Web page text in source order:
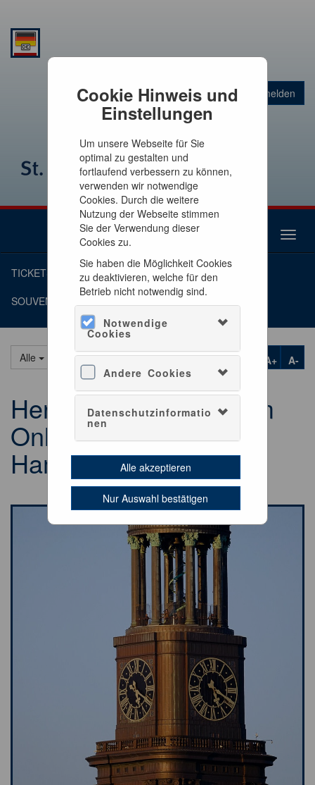
Cookie Hinweis und
Einstellungen
Um unsere Webseite für Sie
optimal zu gestalten und
fortlaufend verbessern zu können,
verwenden wir notwendige
Cookies. Durch die weitere
Nutzung der Webseite stimmen
Sie der Verwendung dieser
Cookies zu.
Sie haben die Möglichkeit Cookies
zu deaktivieren, welche für den
Betrieb nicht notwendig sind.
Notwendige
Cookies
Andere Cookies
Datenschutzinformatio
nen
Alle akzeptieren
Nur Auswahl bestätigen
Warenkorb
0 Artikel 0,00 €
Anmelden
TICKETS
SOUVENIRS
Alle A-
A+
Herzlich willkommen im
OnlineShop des
Hamburger Michel